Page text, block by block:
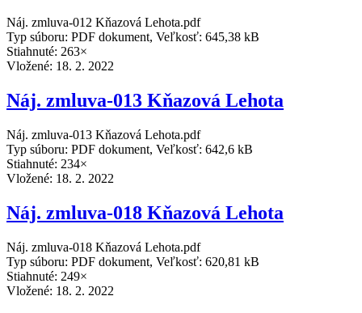
Náj. zmluva-012 Kňazová Lehota.pdf
Typ súboru: PDF dokument, Veľkosť: 645,38 kB
Stiahnuté: 263×
Vložené: 18. 2. 2022
Náj. zmluva-013 Kňazová Lehota
Náj. zmluva-013 Kňazová Lehota.pdf
Typ súboru: PDF dokument, Veľkosť: 642,6 kB
Stiahnuté: 234×
Vložené: 18. 2. 2022
Náj. zmluva-018 Kňazová Lehota
Náj. zmluva-018 Kňazová Lehota.pdf
Typ súboru: PDF dokument, Veľkosť: 620,81 kB
Stiahnuté: 249×
Vložené: 18. 2. 2022